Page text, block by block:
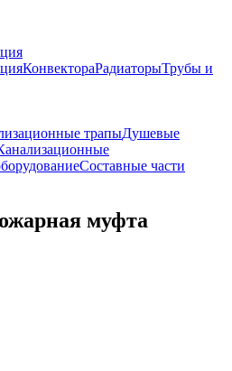
КонвектораРадиаторыТрубы и
трапыДушевые
Составные части
муфта